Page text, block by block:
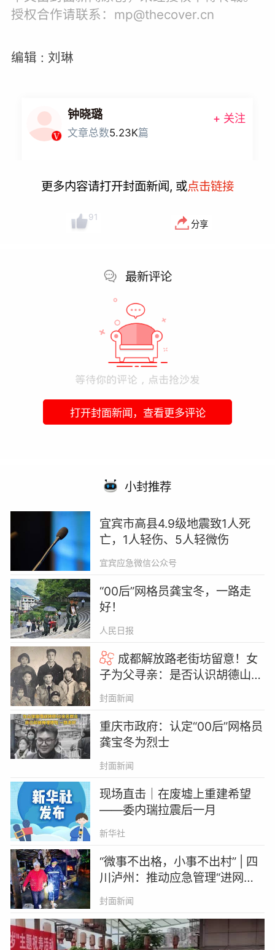
授权合作请联系：mp@thecover.cn
编辑 : 刘琳
钟晓璐
文章总数5.23K篇
+ 关注
更多内容请打开封面新闻, 或点击链接
91
分享
最新评论
打开封面新闻，查看更多评论
小封推荐
宜宾市高县4.9级地震致1人死
亡，1人轻伤、5人轻微伤
宜宾应急微信公众号
“00后”网格员龚宝冬，一路走
好！
人民日报
成都解放路老街坊留意！女
子为父寻亲：是否认识胡德山、
胡玉群？丨云求助
封面新闻
重庆市政府：认定“00后”网格员
龚宝冬为烈士
封面新闻
现场直击｜在废墟上重建希望
——委内瑞拉震后一月
新华社
“微事不出格，小事不出村” | 四
川泸州：推动应急管理“进网入
格” 治理群众身边的隐患
封面新闻